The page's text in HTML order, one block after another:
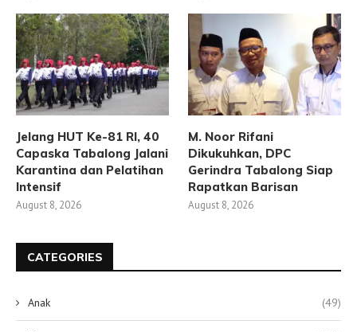
Jelang HUT Ke-81 RI, 40
Capaska Tabalong Jalani
Karantina dan Pelatihan
Intensif
August 8, 2026
M. Noor Rifani
Dikukuhkan, DPC
Gerindra Tabalong Siap
Rapatkan Barisan
August 8, 2026
CATEGORIES
Anak (49)